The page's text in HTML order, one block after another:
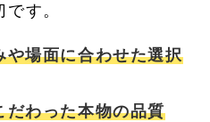
す。
や場面に合わせた選択
だわった本物の品質